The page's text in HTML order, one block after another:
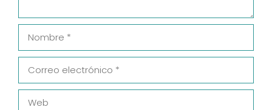
Nombre
Correo
electrónico
Web